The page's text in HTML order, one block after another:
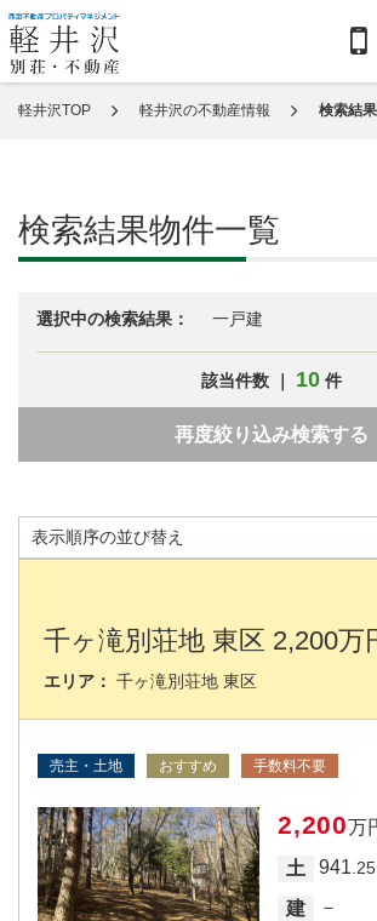
軽井沢TOP 軽井沢の不動産情報 検索結
検索結果物件一覧
選択中の検索結果： 一戸建
該当件数 ｜ 10 件
再度絞り込み検索する
千ヶ滝別荘地 東区 2,200万
エリア： 千ヶ滝別荘地 東区
売主・土地 おすすめ 手数料不要
2,200万
土
941
建
－